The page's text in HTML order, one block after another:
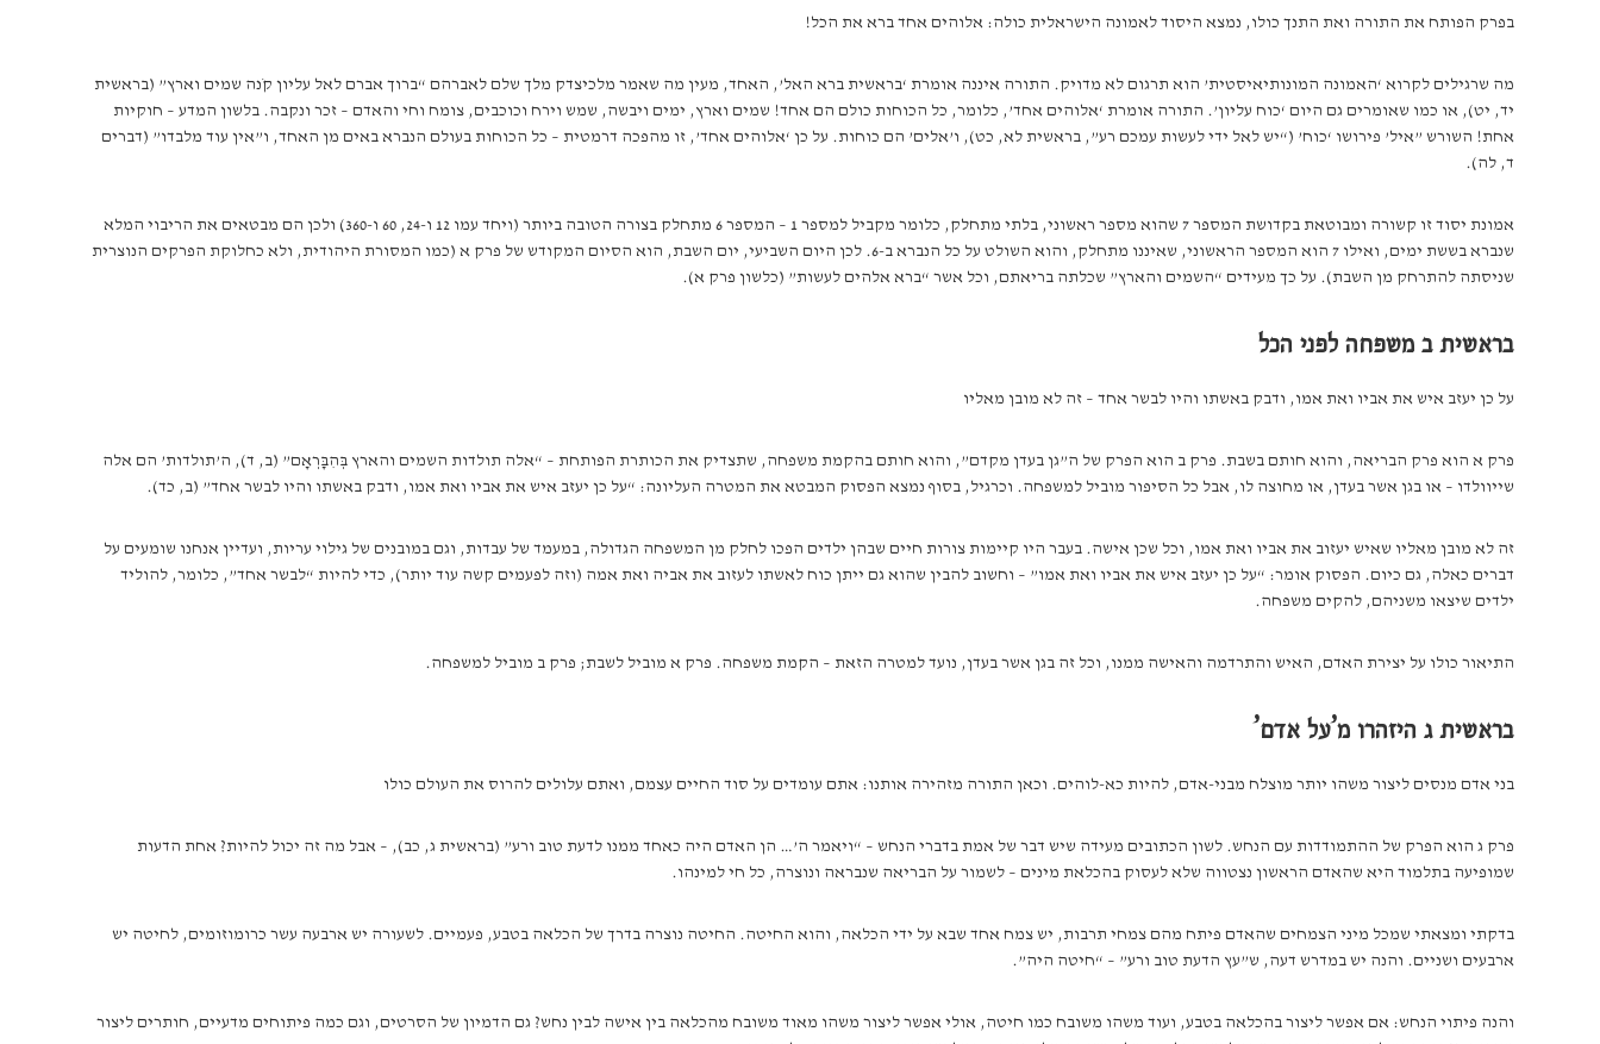
בפרק הפותח את התורה ואת התנך כולו, נמצא היסוד לאמונה הישראלית כולה: אלוהים אחד ברא את הכל!
מה שרגילים לקרוא ‘האמונה המונותיאיסטית’ הוא תרגום לא מדויק. התורה איננה אומרת ‘בראשית ברא האל’, האחד, מעין מה שאמר מלכיצדק מלך שלם לאברהם “ברוך אברם לאל עליון קֹנה שמים וארץ” (בראשית
יד, יט), או כמו שאומרים גם היום ‘כוח עליון’. התורה אומרת ‘אלוהים אחד’, כלומר, כל הכוחות כולם הם אחד! שמים וארץ, ימים ויבשה, שמש וירח וכוכבים, צומח וחי והאדם – זכר ונקבה. בלשון המדע – חוקיות
אחת! השורש ”איל’ פירושו ‘כוח’ (“יש לאל ידי לעשות עמכם רע”, בראשית לא, כט), ו’אלים’ הם כוחות. על כן ‘אלוהים אחד’, זו מהפכה דרמטית – כל הכוחות בעולם הנברא באים מן האחד, ו”אין עוד מלבדו” (דברים
ד, לה).
אמונת יסוד זו קשורה ומבוטאת בקדושת המספר 7 שהוא מספר ראשוני, בלתי מתחלק, כלומר מקביל למספר 1 – המספר 6 מתחלק בצורה הטובה ביותר (ויחד עמו 12 ו-24, 60 ו-360) ולכן הם מבטאים את הריבוי המלא
שנברא בששת ימים, ואילו 7 הוא המספר הראשוני, שאיננו מתחלק, והוא השולט על כל הנברא ב-6. לכן היום השביעי, יום השבת, הוא הסיום המקודש של פרק א (כמו המסורת היהודית, ולא כחלוקת הפרקים הנוצרית
שניסתה להתרחק מן השבת). על כך מעידים “השמים והארץ” שכלתה בריאתם, וכל אשר “ברא אלהים לעשות” (כלשון פרק א).
בראשית ב משפחה לפני הכל
על כן יעזב איש את אביו ואת אמו, ודבק באשתו והיו לבשר אחד – זה לא מובן מאליו
פרק א הוא פרק הבריאה, והוא חותם בשבת. פרק ב הוא הפרק של ה”גן בעדן מקדם”, והוא חותם בהקמת משפחה, שתצדיק את הכותרת הפותחת – “אלה תולדות השמים והארץ בְּהִבָּרְאָם” (ב, ד), ה’תולדות’ הם אלה
שייוולדו – או בגן אשר בעדן, או מחוצה לו, אבל כל הסיפור מוביל למשפחה. וכרגיל, בסוף נמצא הפסוק המבטא את המטרה העליונה: “על כן יעזב איש את אביו ואת אמו, ודבק באשתו והיו לבשר אחד” (ב, כד).
זה לא מובן מאליו שאיש יעזוב את אביו ואת אמו, וכל שכן אישה. בעבר היו קיימות צורות חיים שבהן ילדים הפכו לחלק מן המשפחה הגדולה, במעמד של עבדות, וגם במובנים של גילוי עריות, ועדיין אנחנו שומעים על
דברים כאלה, גם כיום. הפסוק אומר: “על כן יעזב איש את אביו ואת אמו” – וחשוב להבין שהוא גם ייתן כוח לאשתו לעזוב את אביה ואת אמה (וזה לפעמים קשה עוד יותר), כדי להיות “לבשר אחד”, כלומר, להוליד
ילדים שיצאו משניהם, להקים משפחה.
התיאור כולו על יצירת האדם, האיש והתרדמה והאישה ממנו, וכל זה בגן אשר בעדן, נועד למטרה הזאת – הקמת משפחה. פרק א מוביל לשבת; פרק ב מוביל למשפחה.
בראשית ג היזהרו מ’על אדם’
בני אדם מנסים ליצור משהו יותר מוצלח מבני-אדם, להיות כא-לוהים. וכאן התורה מזהירה אותנו: אתם עומדים על סוד החיים עצמם, ואתם עלולים להרוס את העולם כולו
פרק ג הוא הפרק של ההתמודדות עם הנחש. לשון הכתובים מעידה שיש דבר של אמת בדברי הנחש – “ויאמר ה’… הן האדם היה כאחד ממנו לדעת טוב ורע” (בראשית ג, כב), – אבל מה זה יכול להיות? אחת הדעות
שמופיעה בתלמוד היא שהאדם הראשון נצטווה שלא לעסוק בהכלאת מינים – לשמור על הבריאה שנבראה ונוצרה, כל חי למינהו.
בדקתי ומצאתי שמכל מיני הצמחים שהאדם פיתח מהם צמחי תרבות, יש צמח אחד שבא על ידי הכלאה, והוא החיטה. החיטה נוצרה בדרך של הכלאה בטבע, פעמיים. לשעורה יש ארבעה עשר כרומוזומים, לחיטה יש
ארבעים ושניים. והנה יש במדרש דעה, ש”עץ הדעת טוב ורע” – “חיטה היה”.
והנה פיתוי הנחש: אם אפשר ליצור בהכלאה בטבע, ועוד משהו משובח כמו חיטה, אולי אפשר ליצור משהו מאוד משובח מהכלאה בין אישה לבין נחש? גם הדמיון של הסרטים, וגם כמה פיתוחים מדעיים, חותרים ליצור